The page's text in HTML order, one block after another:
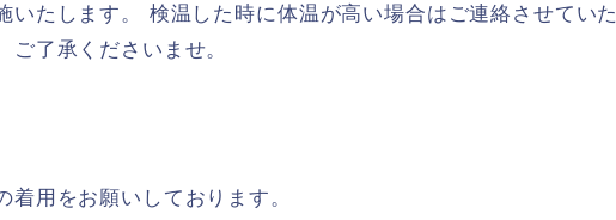
いたします。 検温した時に体温が高い場合はご連絡させていた
了承くださいませ。
用をお願いしております。